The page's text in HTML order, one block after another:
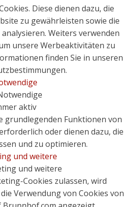
Diese dienen dazu, die
zu gewährleisten sowie die
Weiters verwenden
unsere Werbeaktivitäten zu
finden Sie in unseren
aktiv
grundlegenden Funktionen von
oder dienen dazu, die
und zu optimieren.
und weitere
und weitere
Cookies zulassen, wird
Verwendung von Cookies von